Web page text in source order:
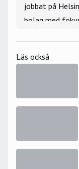
jobbat på
bolag med
på isen.
Bratislava
Största
Läs också